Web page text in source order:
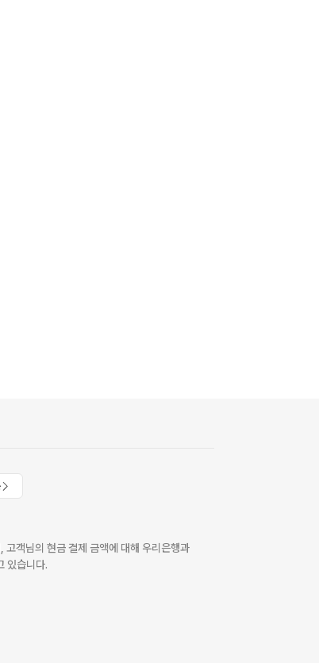
객님의 현금 결제 금액에 대해 우리은행과
있습니다.